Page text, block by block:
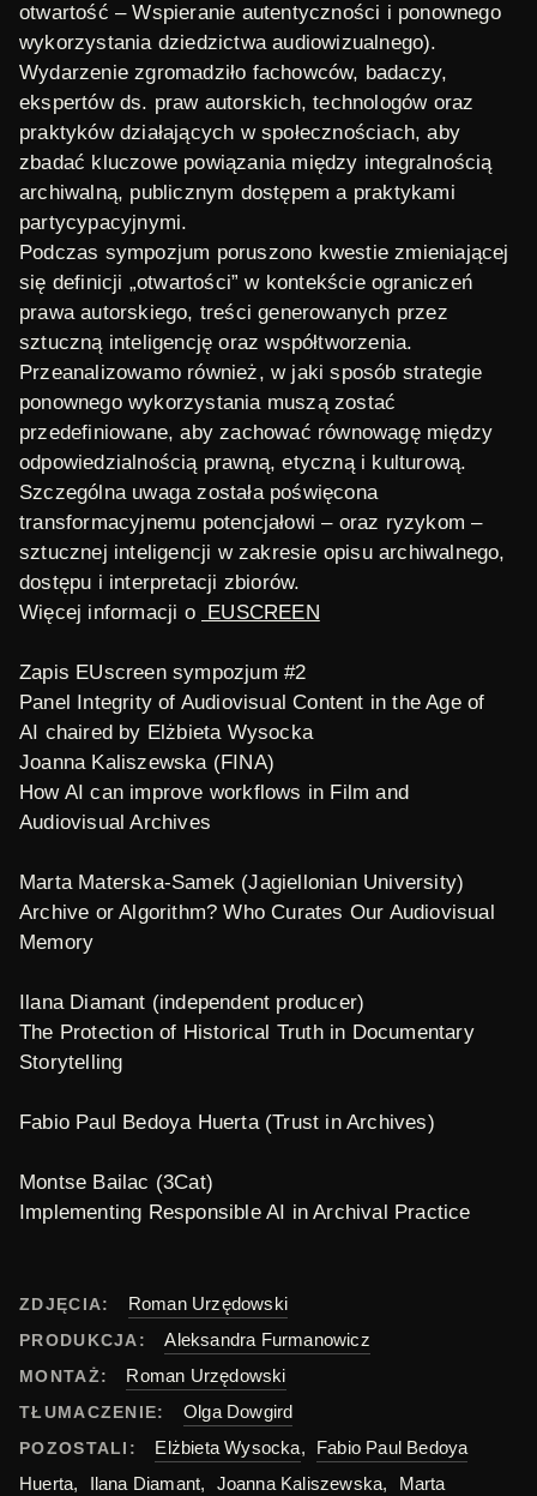
otwartość – Wspieranie autentyczności i ponownego
wykorzystania dziedzictwa audiowizualnego).
Wydarzenie zgromadziło fachowców, badaczy,
ekspertów ds. praw autorskich, technologów oraz
praktyków działających w społecznościach, aby
zbadać kluczowe powiązania między integralnością
archiwalną, publicznym dostępem a praktykami
partycypacyjnymi.
Podczas sympozjum poruszono kwestie zmieniającej
się definicji „otwartości” w kontekście ograniczeń
prawa autorskiego, treści generowanych przez
sztuczną inteligencję oraz współtworzenia.
Przeanalizowamo również, w jaki sposób strategie
ponownego wykorzystania muszą zostać
przedefiniowane, aby zachować równowagę między
odpowiedzialnością prawną, etyczną i kulturową.
Szczególna uwaga została poświęcona
transformacyjnemu potencjałowi – oraz ryzykom –
sztucznej inteligencji w zakresie opisu archiwalnego,
dostępu i interpretacji zbiorów.
Więcej informacji o
EUSCREEN
Zapis EUscreen sympozjum #2
Panel Integrity of Audiovisual Content in the Age of
AI chaired by Elżbieta Wysocka
Joanna Kaliszewska (FINA)
How AI can improve workflows in Film and
Audiovisual Archives
Marta Materska-Samek (Jagiellonian University)
Archive or Algorithm? Who Curates Our Audiovisual
Memory
Ilana Diamant (independent producer)
The Protection of Historical Truth in Documentary
Storytelling
Fabio Paul Bedoya Huerta (Trust in Archives)
Montse Bailac (3Cat)
Implementing Responsible AI in Archival Practice
ZDJĘCIA: Roman Urzędowski
PRODUKCJA: Aleksandra Furmanowicz
MONTAŻ: Roman Urzędowski
TŁUMACZENIE: Olga Dowgird
POZOSTALI: Elżbieta Wysocka,
Fabio Paul Bedoya
Huerta, Ilana Diamant, Joanna Kaliszewska,
Marta